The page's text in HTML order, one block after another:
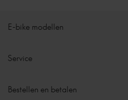
E-bike modellen
Service
Bestellen en betalen